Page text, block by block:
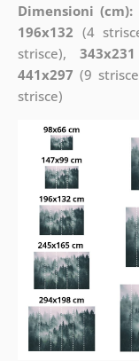
Dimensioni (cm):
196x132 (4
strisce), 343x231
441x297 (9
strisce)